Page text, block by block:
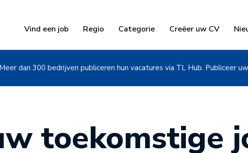
Vind een job Regio Categorie Creëer uw CV
Meer dan 300 bedrijven publiceren hun vacatures via TL Hub. Publiceer
toekomstige